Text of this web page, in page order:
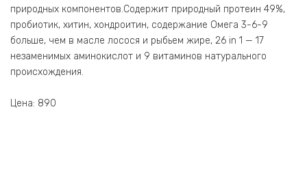
природных компонентов.Содержит природный протеин 49%,
пробиотик, хитин, хондроитин, содержание Омега 3-6-9
больше, чем в масле лосося и рыбьем жире, 26 in 1 — 17
незаменимых аминокислот и 9 витаминов натурального
происхождения.
Цена: 890